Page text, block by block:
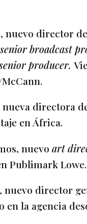
nuevo director
senior broadcast
producer.
nueva directora
en África.
nuevo art
Publimark Lowe.
nuevo director
la agencia